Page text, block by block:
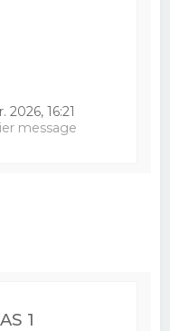
2026, 16:21
message
1